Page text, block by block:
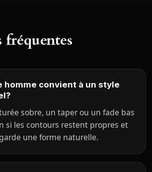
homme convient à un style
sobre, un taper ou un fade bas
si les contours restent propres et
une forme naturelle.